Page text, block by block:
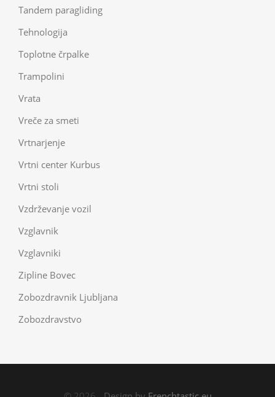
Tandem paragliding
Tehnologija
Toplotne črpalke
Trampolini
Vrata
Vreče za smeti
Vrtnarjenje
Vrtni center Kurbus
Vrtni stoli
Vzdrževanje vozil
Vzglavnik
Vzglavniki
Zipline Bovec
Zobozdravnik Ljubljana
Zobozdravstvo